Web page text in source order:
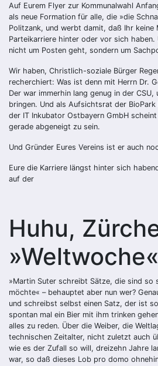
Auf Eurem Flyer zur Kommunalwahl
als neue Formation für alle, die »die
Politzank, und werbt damit, daß Ihr keine
Parteikarriere hinter oder vor sich haben.
nicht um Posten geht, sondern um
Wir haben, Christlich-soziale Bürger
recherchiert: Was ist denn mit Herrn Dr.
Der war immerhin lang genug in der
bringen. Und als Aufsichtsrat der BioPark
der IT Inkubator Ostbayern GmbH
gerade abgeneigt zu sein.
Und Gründer Eures Vereins ist er auch
Eure die Karriere längst hinter sich
auf der
Huhu,
»Martin Suter schreibt Sätze, die sind so
möchte« – behauptet aber nun wer?
und schreibst selbst einen Satz, der ist
spontan mal ein Bier mit ihm trinken
alles zu reden. Über die Weiber, die
technischen Zeitalter, nicht zuletzt auch
wie es der Zufall so will, dreizehn Jahre
war, so daß dieses Lob pro domo